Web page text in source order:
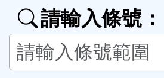
按
鈕
請輸入條號：